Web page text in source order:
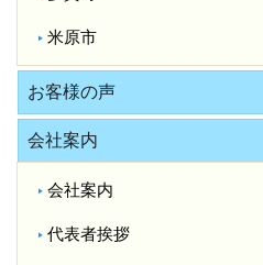
米原市
お客様の声
会社案内
会社案内
代表者挨拶